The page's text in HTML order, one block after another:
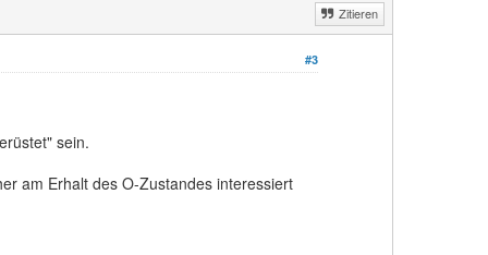
Zitieren
#3
sein.
am Erhalt des O-Zustandes interessiert